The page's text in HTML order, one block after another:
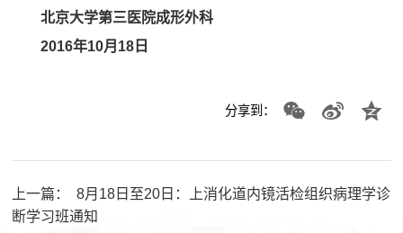
北京大学第三医院成形外科
2016年10月 18 日
分享到：
上一篇：
8月18日至20日：上消化道内镜活检组织病理学诊
断学习班通知